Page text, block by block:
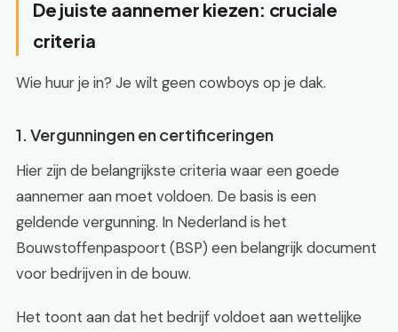
De juiste aannemer kiezen: cruciale
criteria
Wie huur je in? Je wilt geen cowboys op je dak.
1. Vergunningen en certificeringen
Hier zijn de belangrijkste criteria waar een goede
aannemer aan moet voldoen. De basis is een
geldende vergunning. In Nederland is het
Bouwstoffenpaspoort (BSP) een belangrijk document
voor bedrijven in de bouw.
Het toont aan dat het bedrijf voldoet aan wettelijke